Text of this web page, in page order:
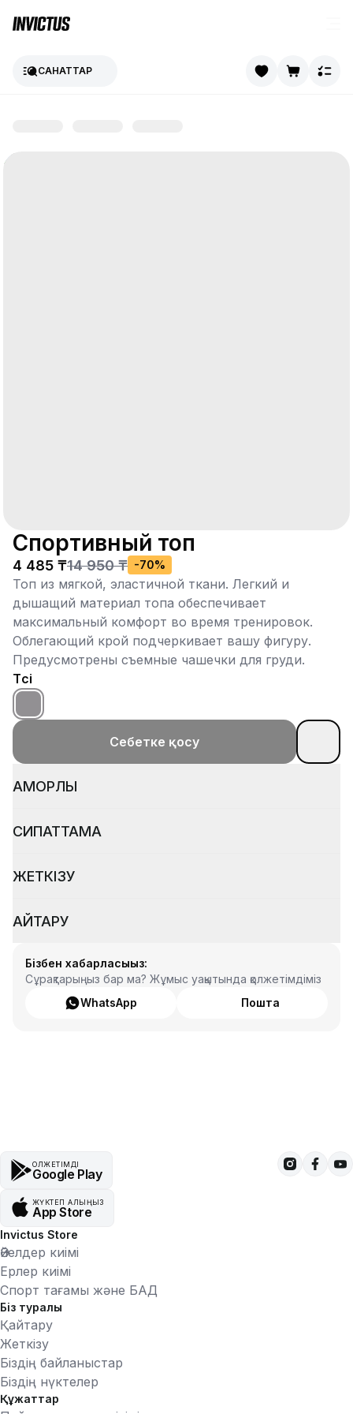
САНАТТАР
Спортивный топ
4 485 ₸14 950 ₸ -70%
Топ из мягкой, эластичной ткани. Легкий и
дышащий материал топа обеспечивает
максимальный комфорт во время тренировок.
Облегающий крой подчеркивает вашу фигуру.
Предусмотрены съемные чашечки для груди.
Түсі
Себетке қосу
ҚАМҚОРЛЫҚ
СИПАТТАМА
ЖЕТКІЗУ
ҚАЙТАРУ
Бізбен хабарласыңыз:
Сұрақтарыңыз бар ма? Жұмыс уақытында қолжетімдіміз
WhatsApp
Пошта
ҚОЛЖЕТІМДІ
Google Play
ЖҮКТЕП АЛЫҢЫЗ
App Store
Invictus Store
Әйелдер киімі
Ерлер киімі
Спорт тағамы және БАД
Біз туралы
Қайтару
Жеткізу
Біздің байланыстар
Біздің нүктелер
Құжаттар